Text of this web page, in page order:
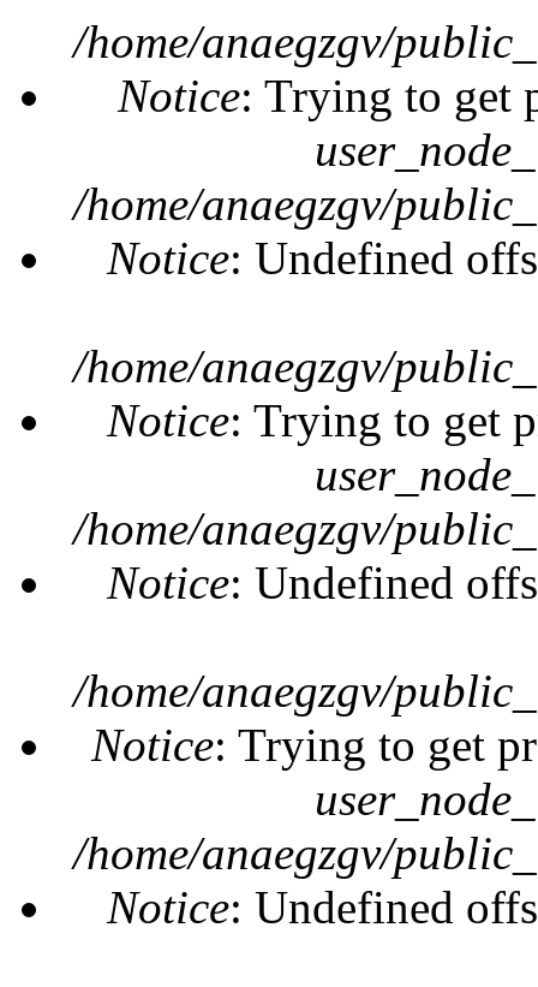
/home/anaegzgv/
Notice: Trying to get
/home/anaegzgv/
Notice: Undefined
/home/anaegzgv/
Notice: Trying to get
/home/anaegzgv/
Notice: Undefined
/home/anaegzgv/
Notice: Trying to get
/home/anaegzgv/
Notice: Undefined